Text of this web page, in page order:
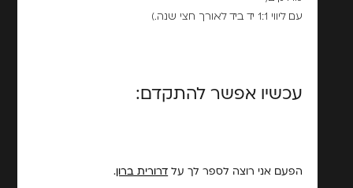
עם ליווי 1:1 יד ביד לאורך חצי שנה.)
עכשיו אפשר להתקדם:
הפעם אני רוצה לספר לך על דרורית ברון.